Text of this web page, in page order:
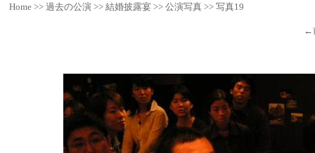
Home >> 過去の公演 >> 結婚披露宴 >> 公演写真 >> 写真19
←